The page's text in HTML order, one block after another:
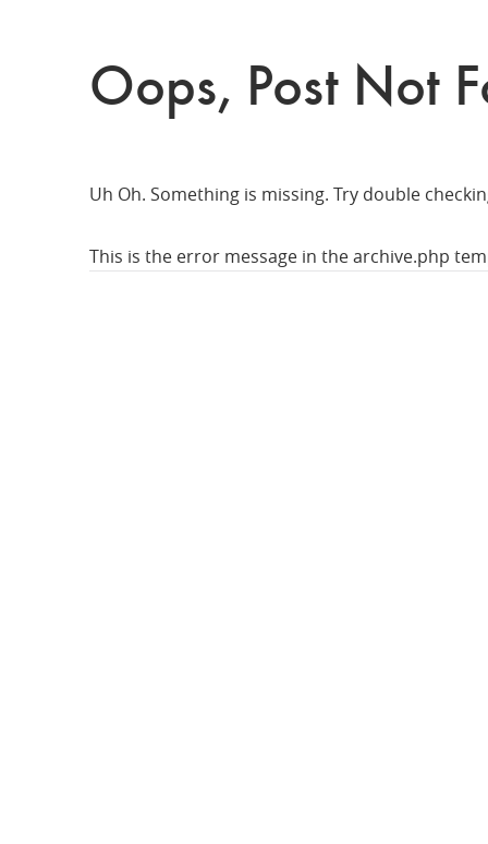
Oops, Post Not
Uh Oh. Something is missing. Try double
This is the error message in the archive.php